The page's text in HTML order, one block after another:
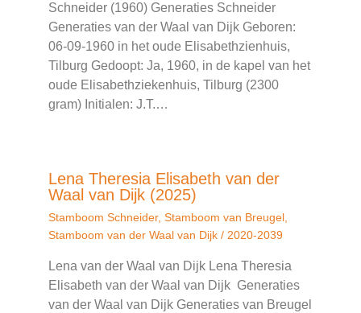
Schneider (1960) Generaties Schneider
Generaties van der Waal van Dijk Geboren:
06-09-1960 in het oude Elisabethzienhuis,
Tilburg Gedoopt: Ja, 1960, in de kapel van het
oude Elisabethziekenhuis, Tilburg (2300
gram) Initialen: J.T.…
Lena Theresia Elisabeth van der
Waal van Dijk (2025)
Stamboom Schneider, Stamboom van Breugel,
Stamboom van der Waal van Dijk / 2020-2039
Lena van der Waal van Dijk Lena Theresia
Elisabeth van der Waal van Dijk Generaties
van der Waal van Dijk Generaties van Breugel